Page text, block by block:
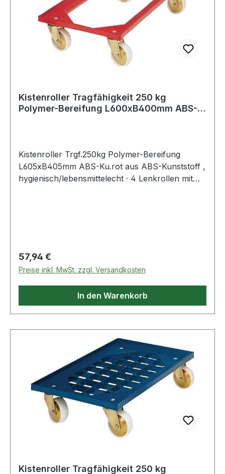
Kistenroller Tragfähigkeit 250 kg
Polymer-Bereifung L600xB400mm ABS-
Kistenroller Trgf.250kg Polymer-Bereifung
L605xB405mm ABS-Ku.rot aus ABS-Kunststoff ,
hygienisch/lebensmittelecht · 4 Lenkrollen mit
Regulärer Preis:
57,94 €
Preise inkl. MwSt. zzgl. Versandkosten
In den Warenkorb
Kistenroller Tragfähigkeit 250 kg